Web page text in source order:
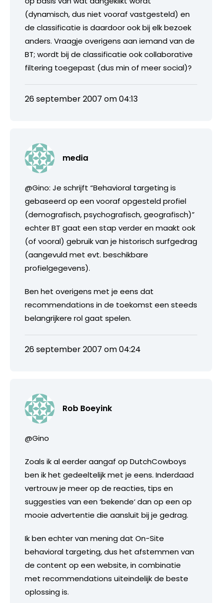
(dynamisch, dus niet vooraf vastgesteld) en
de classificatie is daardoor ook bij elk bezoek
anders. Vraagje overigens aan iemand van de
BT; wordt bij de classificatie ook collaborative
filtering toegepast (dus min of meer social)?
26 september 2007 om 04:13
media
@Gino: Je schrijft “Behavioral targeting is
gebaseerd op een vooraf opgesteld profiel
(demografisch, psychografisch, geografisch)”
echter BT gaat een stap verder en maakt ook
(of vooral) gebruik van je historisch surfgedrag
(aangevuld met evt. beschikbare
profielgegevens).
Ben het overigens met je eens dat
recommendations in de toekomst een steeds
belangrijkere rol gaat spelen.
26 september 2007 om 04:24
Rob Boeyink
@Gino
Zoals ik al eerder aangaf op DutchCowboys
ben ik het gedeeltelijk met je eens. Inderdaad
vertrouw je meer op de reacties, tips en
suggesties van een ‘bekende‘ dan op een op
mooie advertentie die aansluit bij je gedrag.
Ik ben echter van mening dat On-Site
behavioral targeting, dus het afstemmen van
de content op een website, in combinatie
met recommendations uiteindelijk de beste
oplossing is.